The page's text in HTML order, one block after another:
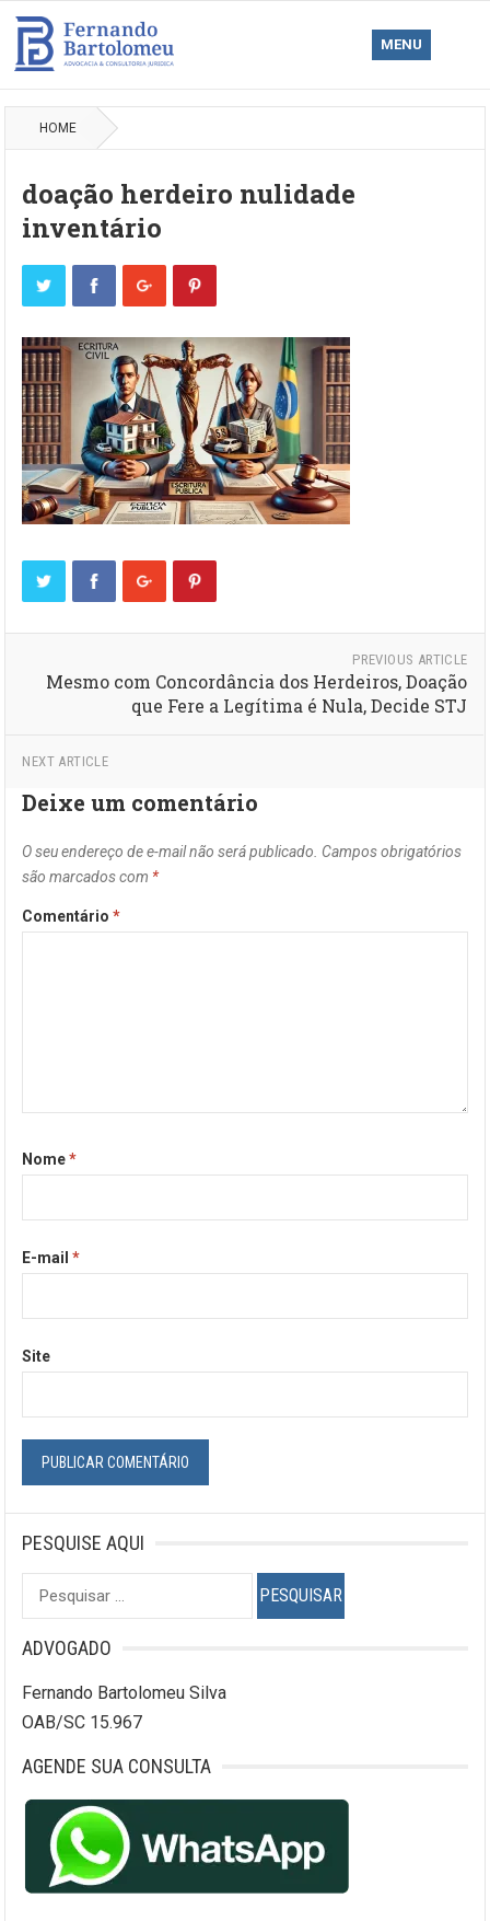
MENU
HOME
doação herdeiro nulidade
inventário
PREVIOUS ARTICLE
Mesmo com Concordância dos Herdeiros, Doação
que Fere a Legítima é Nula, Decide STJ
NEXT ARTICLE
Deixe um comentário
O seu endereço de e-mail não será publicado. Campos obrigatórios
são marcados com *
Comentário*
Nome*
E-mail*
Site
PESQUISE AQUI
Pesquisar
por:
ADVOGADO
Fernando Bartolomeu Silva
OAB/SC 15.967
AGENDE SUA CONSULTA